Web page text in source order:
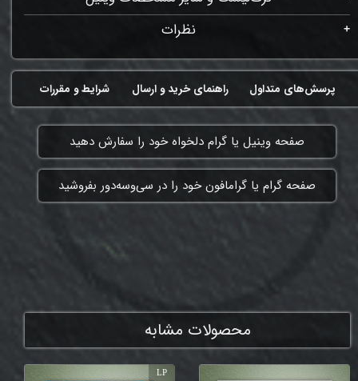
نظرات
شرایط و مقررات راهنمای خرید و ارسال پرسش‌های متداول
​صفحه وینیل یا گرام دلخواه خود را سفارش دهید
​صفحه گرام یا گرامافون خود را در سی‌وسه‌دور بفروشید
محصولات مشابه
LP